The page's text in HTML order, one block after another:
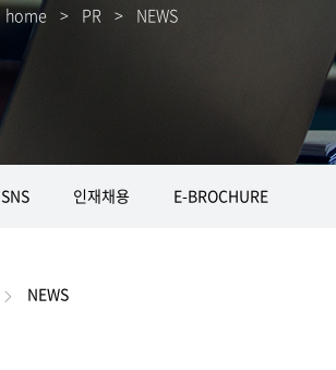
home > PR > NEWS
SNS 인재채용 E-BROCHURE
NEWS